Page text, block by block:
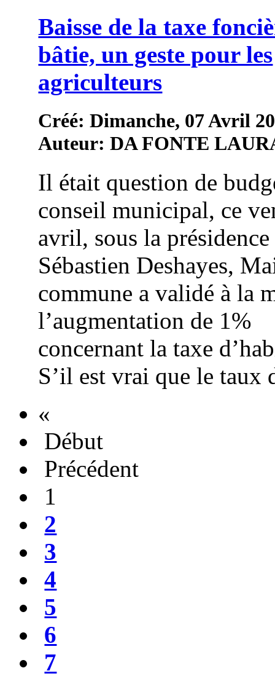
Baisse de la taxe
bâtie, un geste pour les
agriculteurs
Créé: Dimanche, 07 Avril
Auteur: DA FONTE
Il était question de
conseil municipal, ce
avril, sous la présidence
Sébastien Deshayes,
commune a validé à la
l’augmentation de 1%
concernant la taxe
S’il est vrai que le taux
«
Début
Précédent
1
2
3
4
5
6
7